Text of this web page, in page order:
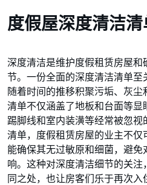
度假屋深度清洁清
深度清洁是维护度假租赁房屋
节。一份全面的深度清洁清单
随着时间的推移积聚污垢、灰
清单不仅涵盖了地板和台面等显
踢脚线和室内装潢等经常被忽
清单，度假租赁房屋的业主不
能确保其无过敏原和细菌，避
响。这种对深度清洁细节的关
同之处，也让房客们乐于再次入